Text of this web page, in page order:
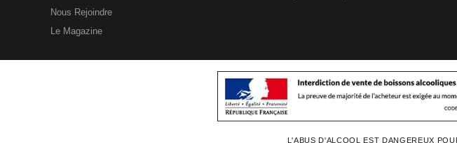
Nous Rejoindre
Le Magazine
L'ABUS D'ALCOOL EST DANGEREUX